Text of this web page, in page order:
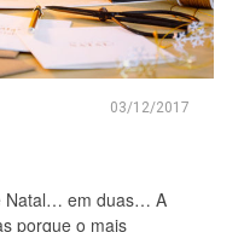
03/12/2017
Natal… em duas… A
porque o mais